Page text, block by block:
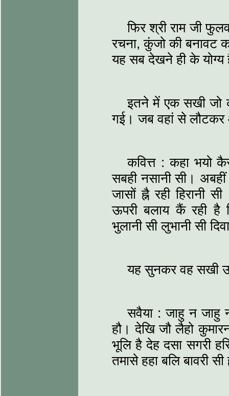
फिर श्री राम जी
रचना, कुंजो की बनावट
यह सब देखने ही के
इतने में एक सखी जो
गई। जब वहां से
कवित्त : कहा भयो
सबही नसानी सी।
जासों ह्नै रही हिरानी
ऊपरी बलाय कैं रही है
भुलानी सी लुभानी सी
यह सुनकर वह सखी
सवैया : जाहु न जाहु
हौ। देखि जौ लैहो
भूलि है देह दसा सगरी
तमासे हहा बलि बावरी